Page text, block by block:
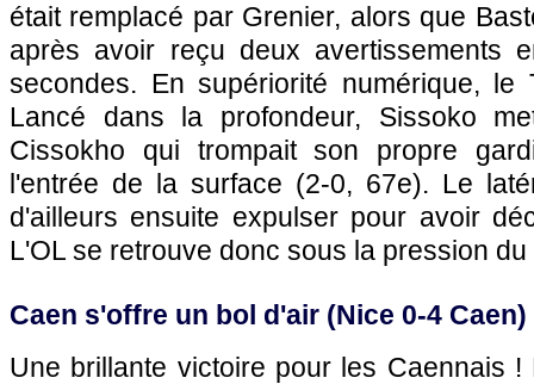
était remplacé par Grenier, alors que
après avoir reçu deux avertissements
secondes. En supériorité numérique, le
Lancé dans la profondeur, Sissoko
Cissokho qui trompait son propre
l'entrée de la surface (2-0, 67e). Le
d'ailleurs ensuite expulser pour avoir
L'OL se retrouve donc sous la pression du
Caen s'offre un bol d'air (Nice 0-4 Caen)
Une brillante victoire pour les Caennais